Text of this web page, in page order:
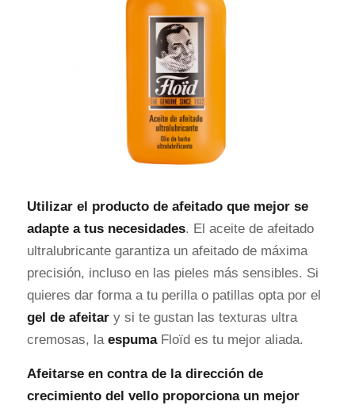
Utilizar el producto de afeitado que mejor se
adapte a tus necesidades. El aceite de afeitado
ultralubricante garantiza un afeitado de máxima
precisión, incluso en las pieles más sensibles. Si
quieres dar forma a tu perilla o patillas opta por el
gel de afeitary si te gustan las texturas ultra
cremosas, la espumaFloïd es tu mejor aliada.
Afeitarse en contra de la dirección de
crecimiento del vello proporciona un mejor